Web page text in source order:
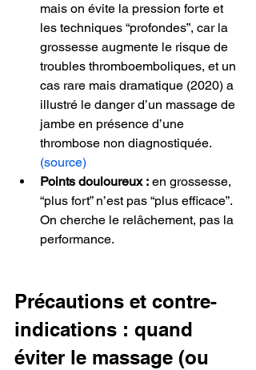
mais on évite la pression forte et
les techniques “profondes”, car la
grossesse augmente le risque de
troubles thromboemboliques, et un
cas rare mais dramatique (2020) a
illustré le danger d’un massage de
jambe en présence d’une
thrombose non diagnostiquée.
(source)
Points douloureux : en grossesse,
“plus fort” n’est pas “plus efficace”.
On cherche le relâchement, pas la
performance.
Précautions et contre-
indications : quand
éviter le massage (ou